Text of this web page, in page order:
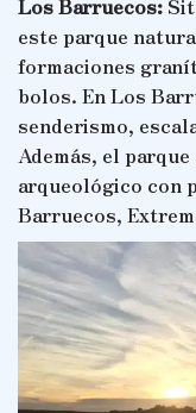
Los Barruecos:
este parque
formaciones
bolos. En Los
senderismo,
Además, el
arqueológico con
Barruecos,